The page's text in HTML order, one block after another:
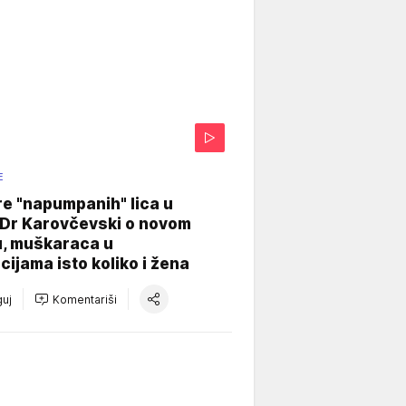
"napumpanih" lica u
Karovčevski o novom
muškaraca u
isto koliko i žena
Komentariši